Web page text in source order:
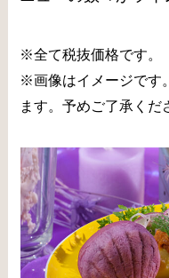
※全て税抜価格です。
※画像はイメージです
ます。予めご了承くだ